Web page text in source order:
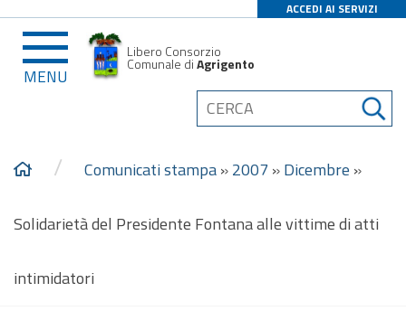
ACCEDI AI SERVIZI
MENU
Libero Consorzio
Comunale diAgrigento
/ Comunicati stampa»2007»Dicembre »
Solidarietà del Presidente Fontana alle vittime di atti
intimidatori